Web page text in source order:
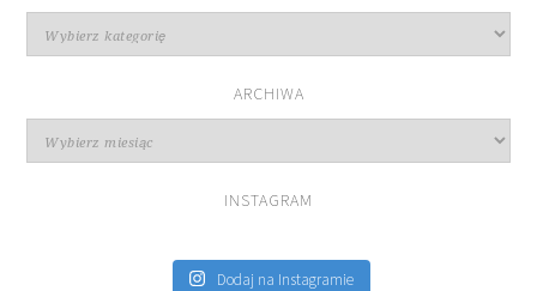
przepisów
ARCHIWA
INSTAGRAM
Dodaj na Instagramie